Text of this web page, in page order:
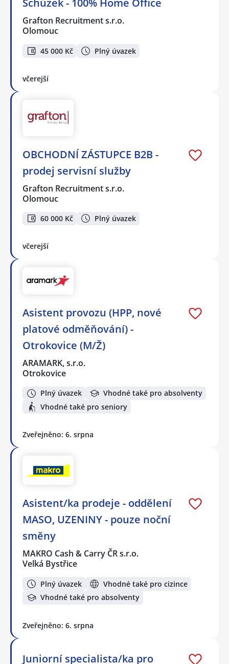
Schůzek - 100% Home Office
Grafton Recruitment s.r.o.
Olomouc
45 000 Kč Plný úvazek
včerejší
OBCHODNÍ ZÁSTUPCE B2B -
prodej servisní služby
Grafton Recruitment s.r.o.
Olomouc
60 000 Kč Plný úvazek
včerejší
Asistent provozu (HPP, nové
platové odměňování) -
Otrokovice (M/Ž)
ARAMARK, s.r.o.
Otrokovice
Plný úvazek
Vhodné také pro absolventy
Vhodné také pro seniory
Zveřejněno: 6. srpna
Asistent/ka prodeje - oddělení
MASO, UZENINY - pouze noční
směny
MAKRO Cash & Carry ČR s.r.o.
Velká Bystřice
Plný úvazek
Vhodné také pro cizince
Vhodné také pro absolventy
Zveřejněno: 6. srpna
Juniorní specialista/ka pro